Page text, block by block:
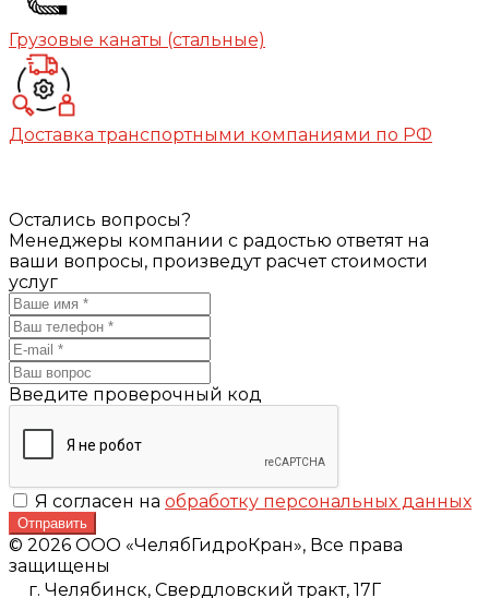
Грузовые канаты (стальные)
Доставка транспортными компаниями по РФ
Остались вопросы?
Менеджеры компании с радостью ответят на
ваши вопросы, произведут расчет стоимости
услуг
Введите проверочный код
Я согласен на обработку персональных данных
Отправить
© 2026 ООО «ЧелябГидроКран», Все права
защищены
г. Челябинск, Свердловский тракт, 17Г